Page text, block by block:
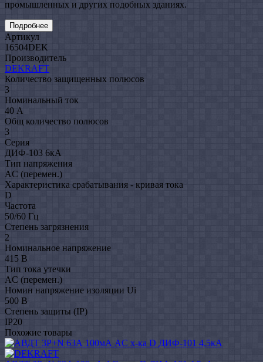
промышленных и других подобных зданиях.
Подробнее
Артикул
16504DEK
Производитель
DEKRAFT
Количество защищенных полюсов
3
Номинальный ток
40 А
Общ количество полюсов
3
Серия
ДИФ-103 6кA
Тип напряжения
AC (перемен.)
Характеристика срабатывания - кривая тока
D
Частота
50/60 Гц
Степень загрязнения
2
Номинальное напряжение
415 В
Тип тока утечки
AC (перемен.)
Номин напряжение изоляции Ui
500 В
Степень защиты (IP)
IP20
Похожие товары